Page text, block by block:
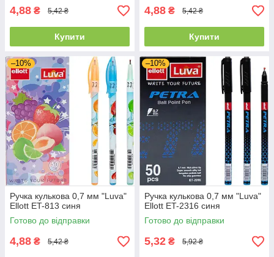
4,88 ₴ 5,42 ₴
Купити
4,88 ₴ 5,42 ₴
Купити
–10%
Ручка кулькова 0,7 мм "Luva"
Ellott ET-813 синя
Готово до відправки
4,88 ₴ 5,42 ₴
–10%
Ручка кулькова 0,7 мм "Luva"
Ellott ET-2316 синя
Готово до відправки
5,32 ₴ 5,92 ₴